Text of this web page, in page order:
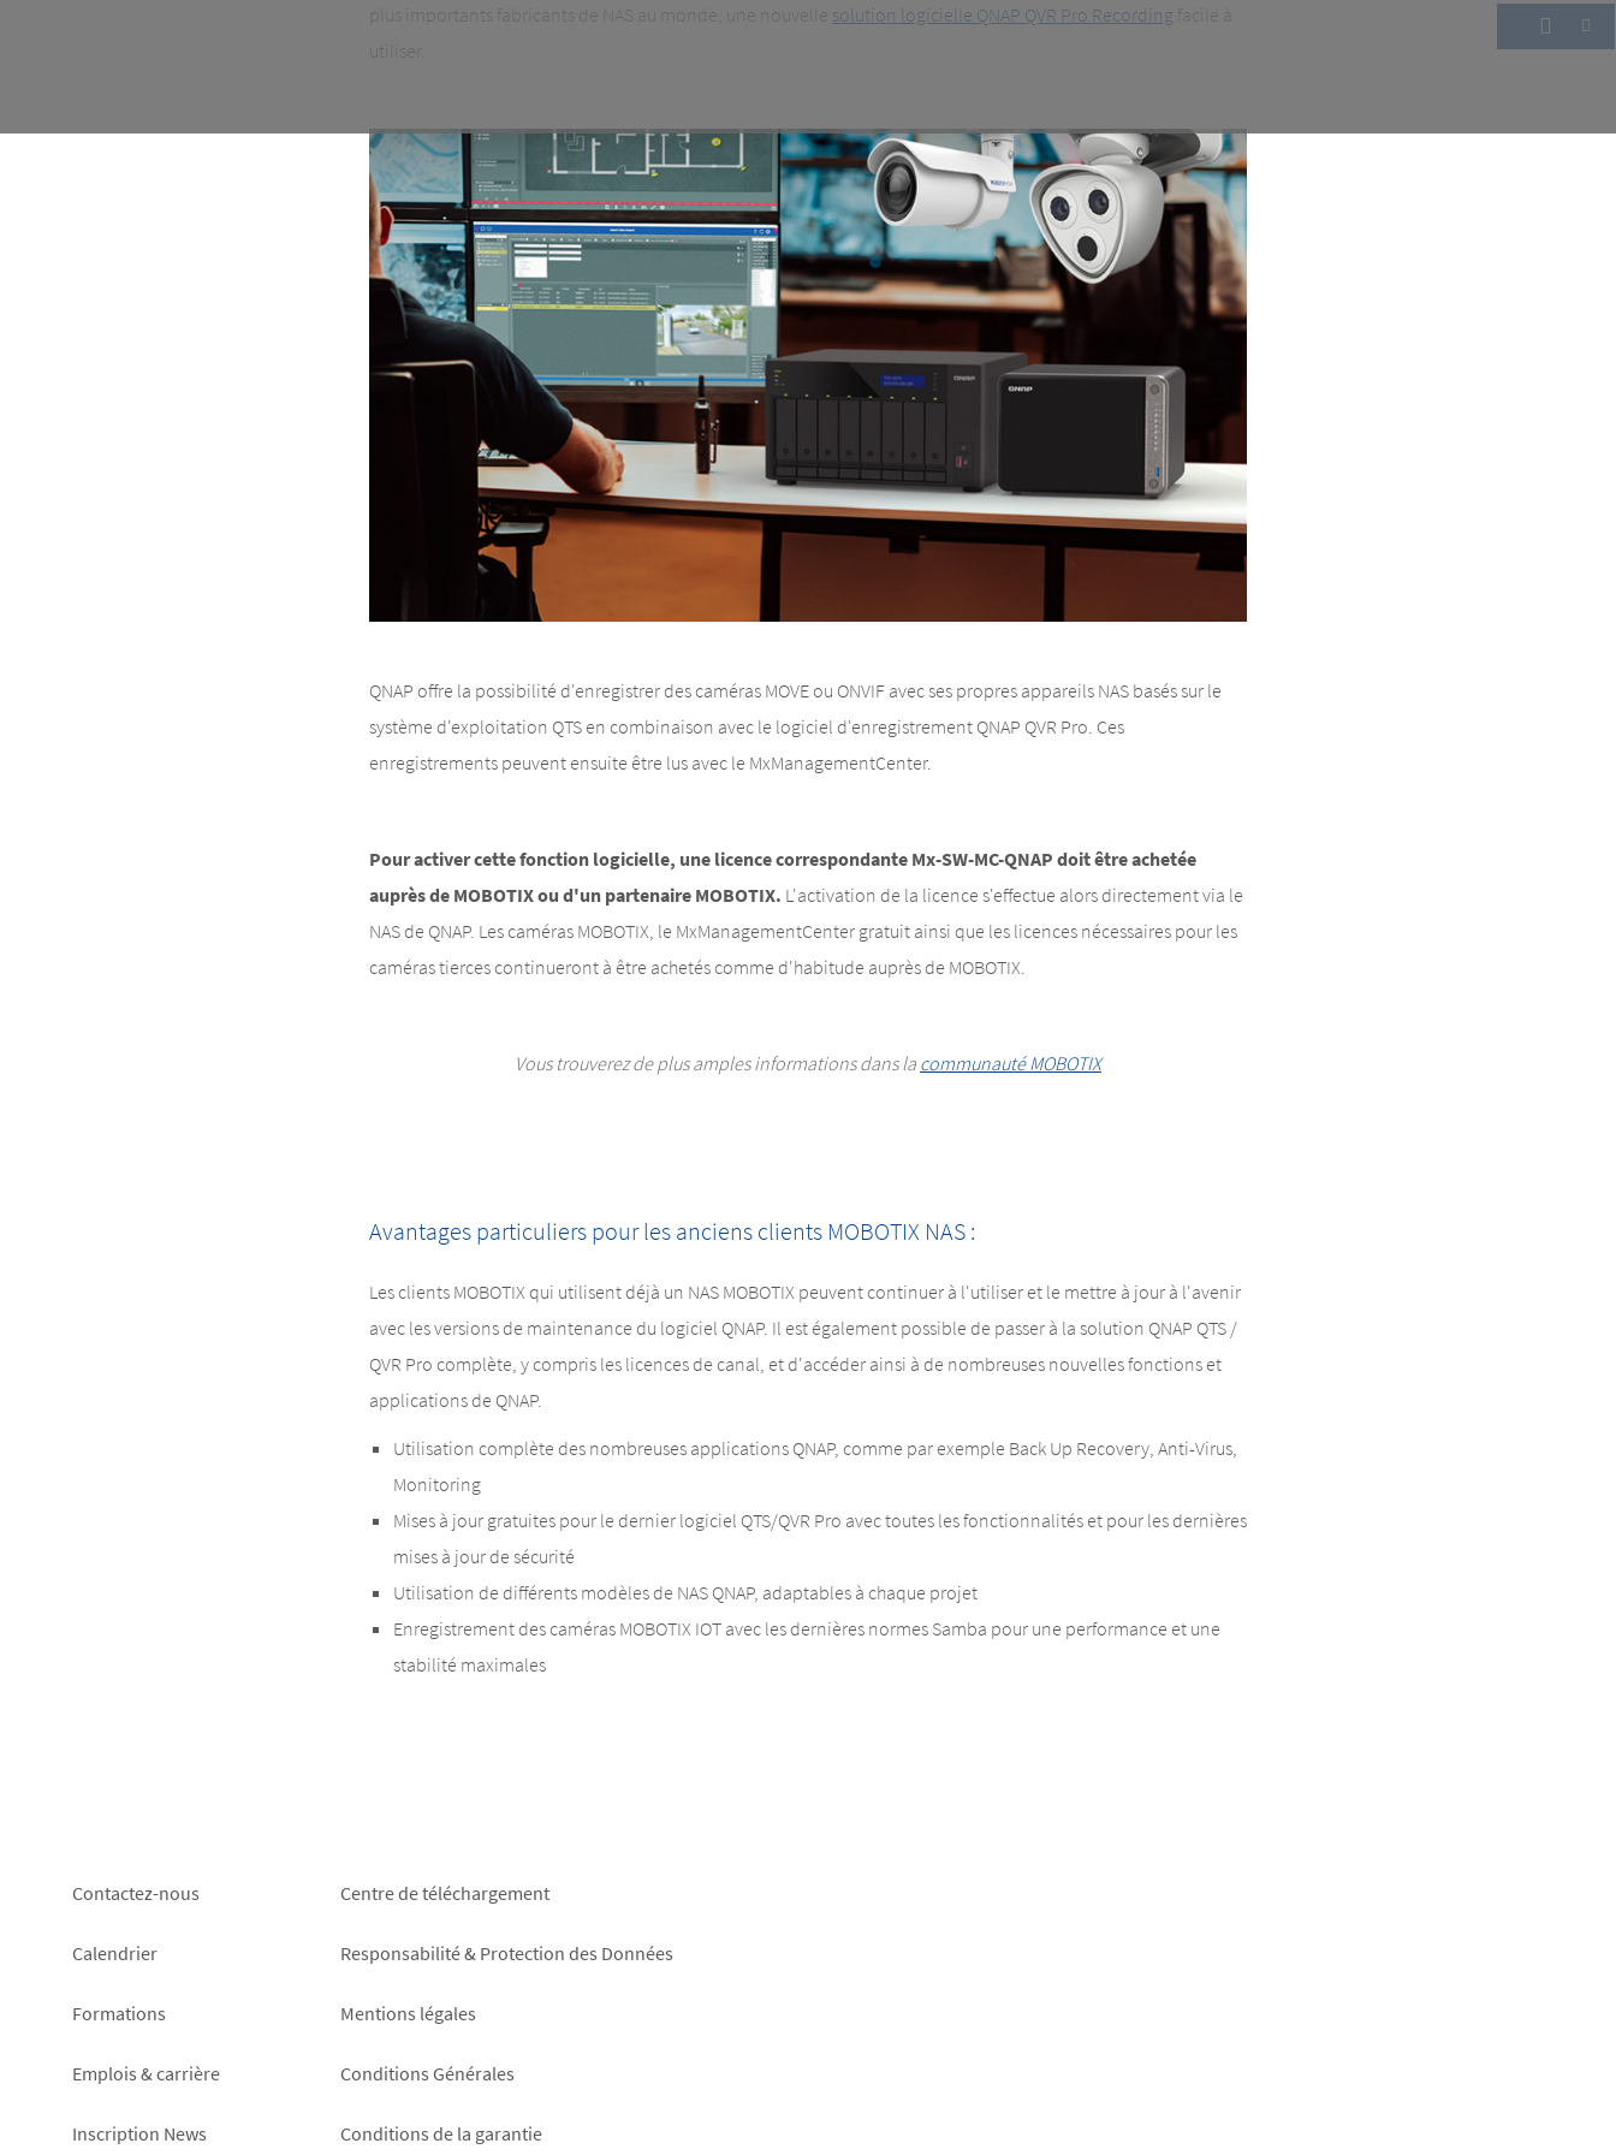
plus importants fabricants de NAS au monde, une nouvelle solution logicielle QNAP QVR Pro Recording facile à
utiliser.
QNAP offre la possibilité d'enregistrer des caméras MOVE ou ONVIF avec ses propres appareils NAS basés sur le
système d'exploitation QTS en combinaison avec le logiciel d'enregistrement QNAP QVR Pro. Ces
enregistrements peuvent ensuite être lus avec le MxManagementCenter.
Pour activer cette fonction logicielle, une licence correspondante Mx-SW-MC-QNAP doit être achetée
auprès de MOBOTIX ou d'un partenaire MOBOTIX. L'activation de la licence s'effectue alors directement via le
NAS de QNAP. Les caméras MOBOTIX, le MxManagementCenter gratuit ainsi que les licences nécessaires pour les
caméras tierces continueront à être achetés comme d'habitude auprès de MOBOTIX.
Vous trouverez de plus amples informations dans la communauté MOBOTIX
Avantages particuliers pour les anciens clients MOBOTIX NAS :
Les clients MOBOTIX qui utilisent déjà un NAS MOBOTIX peuvent continuer à l'utiliser et le mettre à jour à l'avenir
avec les versions de maintenance du logiciel QNAP. Il est également possible de passer à la solution QNAP QTS /
QVR Pro complète, y compris les licences de canal, et d'accéder ainsi à de nombreuses nouvelles fonctions et
applications de QNAP.
Utilisation complète des nombreuses applications QNAP, comme par exemple Back Up Recovery, Anti-Virus,
Monitoring
Mises à jour gratuites pour le dernier logiciel QTS/QVR Pro avec toutes les fonctionnalités et pour les dernières
mises à jour de sécurité
Utilisation de différents modèles de NAS QNAP, adaptables à chaque projet
Enregistrement des caméras MOBOTIX IOT avec les dernières normes Samba pour une performance et une
stabilité maximales
Footer
left
Contactez-nous
Calendrier
Formations
Emplois & carrière
Inscription News
Footer
right
Centre de téléchargement
Responsabilité & Protection des Données
Mentions légales
Conditions Générales
Conditions de la garantie